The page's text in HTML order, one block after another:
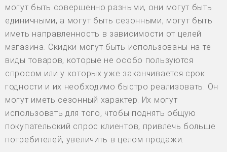
могут быть совершенно разными, они могут быть
единичными, а могут быть сезонными, могут быть
иметь направленность в зависимости от целей
магазина. Скидки могут быть использованы на те
виды товаров, которые не особо пользуются
спросом или у которых уже заканчивается срок
годности и их необходимо быстро реализовать. Он
могут иметь сезонный характер. Их могут
использовать для того, чтобы поднять общую
покупательский спрос клиентов, привлечь больше
потребителей, увеличить в целом продажи.